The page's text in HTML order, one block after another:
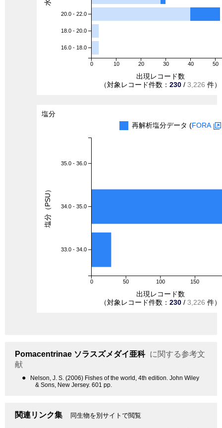
0 10 20 30 40 50
20.0 - 22.0
18.0 - 20.0
16.0 - 18.0
出現レコード数
（対象レコード件数： 230 / 3,226 件）
塩分
再解析塩分データ (FORA
0 50 100 150
35.0 - 36.0
34.0 - 35.0
33.0 - 34.0
出現レコード数
（対象レコード件数： 230 / 3,226 件）
塩分（PSU）
Pomacentrinae ソラスズメダイ亜科 に関する参考文
献
●
Nelson, J. S. (2006) Fishes of the world, 4th edition. John Wiley
& Sons, New Jersey. 601 pp.
関連リンク集 同生物を別サイトで閲覧